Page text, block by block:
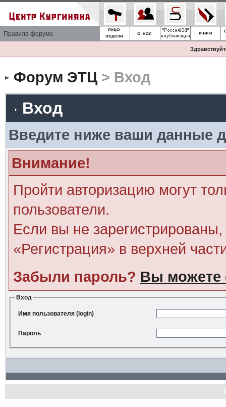
Правила форума
Форум ЭТЦ> Вход
Вход
Введите ниже ваши данные
Внимание!
Пройти авторизацию могут
пользователи.
Если вы не
«Регистрация» в верхней
Забыли пароль? Вы можете
Вход
Имя пользователя (login)
Пароль